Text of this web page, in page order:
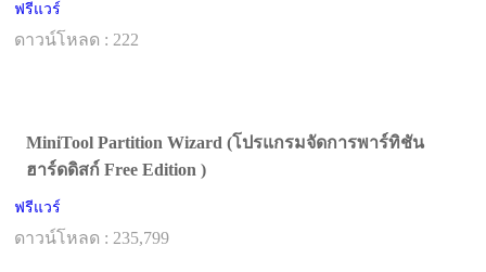
ฟรีแวร์
ดาวน์โหลด : 222
MiniTool Partition Wizard (โปรแกรมจัดการพาร์ทิชัน
ฮาร์ดดิสก์ Free Edition )
ฟรีแวร์
ดาวน์โหลด : 235,799